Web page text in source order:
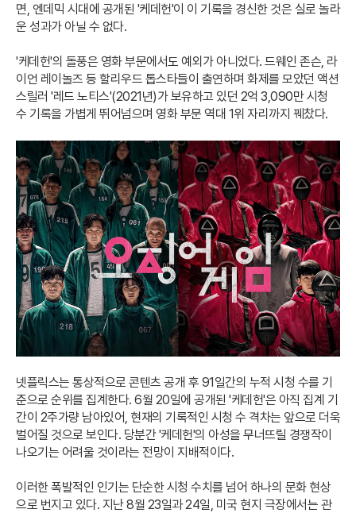
면, 엔데믹 시대에 공개된 '케데헌'이 이 기록을 경신한 것은 실로 놀라
운 성과가 아닐 수 없다.
'케데헌'의 돌풍은 영화 부문에서도 예외가 아니었다. 드웨인 존슨, 라
이언 레이놀즈 등 할리우드 톱스타들이 출연하며 화제를 모았던 액션
스릴러 '레드 노티스'(2021년)가 보유하고 있던 2억 3,090만 시청
수 기록을 가볍게 뛰어넘으며 영화 부문 역대 1위 자리까지 꿰찼다.
넷플릭스는 통상적으로 콘텐츠 공개 후 91일간의 누적 시청 수를 기
준으로 순위를 집계한다. 6월 20일에 공개된 '케데헌'은 아직 집계 기
간이 2주가량 남아있어, 현재의 기록적인 시청 수 격차는 앞으로 더욱
벌어질 것으로 보인다. 당분간 '케데헌'의 아성을 무너뜨릴 경쟁작이
나오기는 어려울 것이라는 전망이 지배적이다.
이러한 폭발적인 인기는 단순한 시청 수치를 넘어 하나의 문화 현상
으로 번지고 있다. 지난 8월 23일과 24일, 미국 현지 극장에서는 관